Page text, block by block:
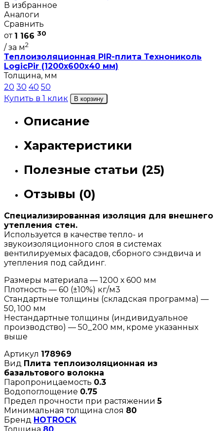
В избранное
Аналоги
Сравнить
от 1 166 30
/ за м2
Теплоизоляционная PIR-плита Технониколь
LogicPir (1200х600х40 мм)
Толщина, мм
20 30 40 50
Купить в 1 клик
В корзину
Описание
Характеристики
Полезные статьи (25)
Отзывы (0)
Специализированная изоляция для внешнего
утепления стен.
Используется в качестве тепло- и
звукоизоляционного слоя в системах
вентилируемых фасадов, сборного сэндвича и
утепления под сайдинг.
Размеры материала — 1200 х 600 мм
Плотность — 60 (±10%) кг/м3
Стандартные толщины (складская программа) —
50, 100 мм
Нестандартные толщины (индивидуальное
производство) — 50_200 мм, кроме указанных
выше
Артикул 178969
Вид Плита теплоизоляционная из
базальтового волокна
Паропроницаемость 0.3
Водопоглощение 0.75
Предел прочности при растяжении5
Минимальная толщина слоя 80
Бренд HOTROCK
Толщина 80